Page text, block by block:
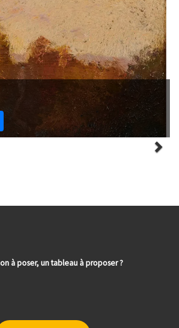
à poser, un tableau à proposer ?